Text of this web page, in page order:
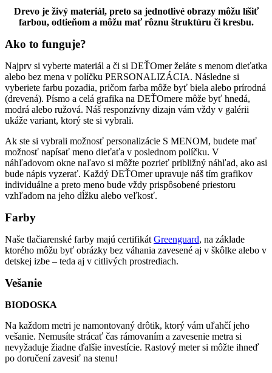
Drevo je živý materiál, preto sa jednotlivé obrazy môžu líšiť
farbou, odtieňom a môžu mať rôznu štruktúru či kresbu.
Ako to funguje?
Najprv si vyberte materiál a či si DEŤOmer želáte s menom dieťatka
alebo bez mena v políčku PERSONALIZÁCIA. Následne si
vyberiete farbu pozadia, pričom farba môže byť biela alebo prírodná
(drevená). Písmo a celá grafika na DEŤOmere môže byť hnedá,
modrá alebo ružová. Náš responzívny dizajn vám vždy v galérii
ukáže variant, ktorý ste si vybrali.
Ak ste si vybrali možnosť personalizácie S MENOM, budete mať
možnosť napísať meno dieťaťa v poslednom políčku. V
náhľadovom okne naľavo si môžte pozrieť približný náhľad, ako asi
bude nápis vyzerať. Každý DEŤOmer upravuje náš tím grafikov
individuálne a preto meno bude vždy prispôsobené priestoru
vzhľadom na jeho dĺžku alebo veľkosť.
Farby
Naše tlačiarenské farby majú certifikát Greenguard, na základe
ktorého môžu byť obrázky bez váhania zavesené aj v škôlke alebo v
detskej izbe – teda aj v citlivých prostrediach.
Vešanie
BIODOSKA
Na každom metri je namontovaný drôtik, ktorý vám uľahčí jeho
vešanie. Nemusíte strácať čas rámovaním a zavesenie metra si
nevyžaduje žiadne ďalšie investície. Rastový meter si môžte ihneď
po doručení zavesiť na stenu!